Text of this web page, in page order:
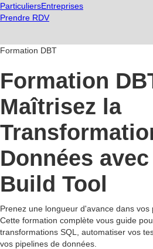
ParticuliersEntreprises
Prendre RDV
Formation DBT
Formation
Maîtrisez la
Données
Build Tool
Prenez une longueur d'avance dans vos
Cette formation complète vous guide
transformations SQL, automatiser vos
vos pipelines de données.